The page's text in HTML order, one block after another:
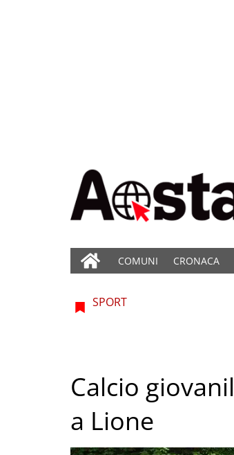
COMUNI CRONACA
SPORT
Calcio
a Lione